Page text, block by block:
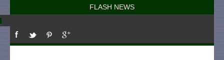
FLASH NEWS